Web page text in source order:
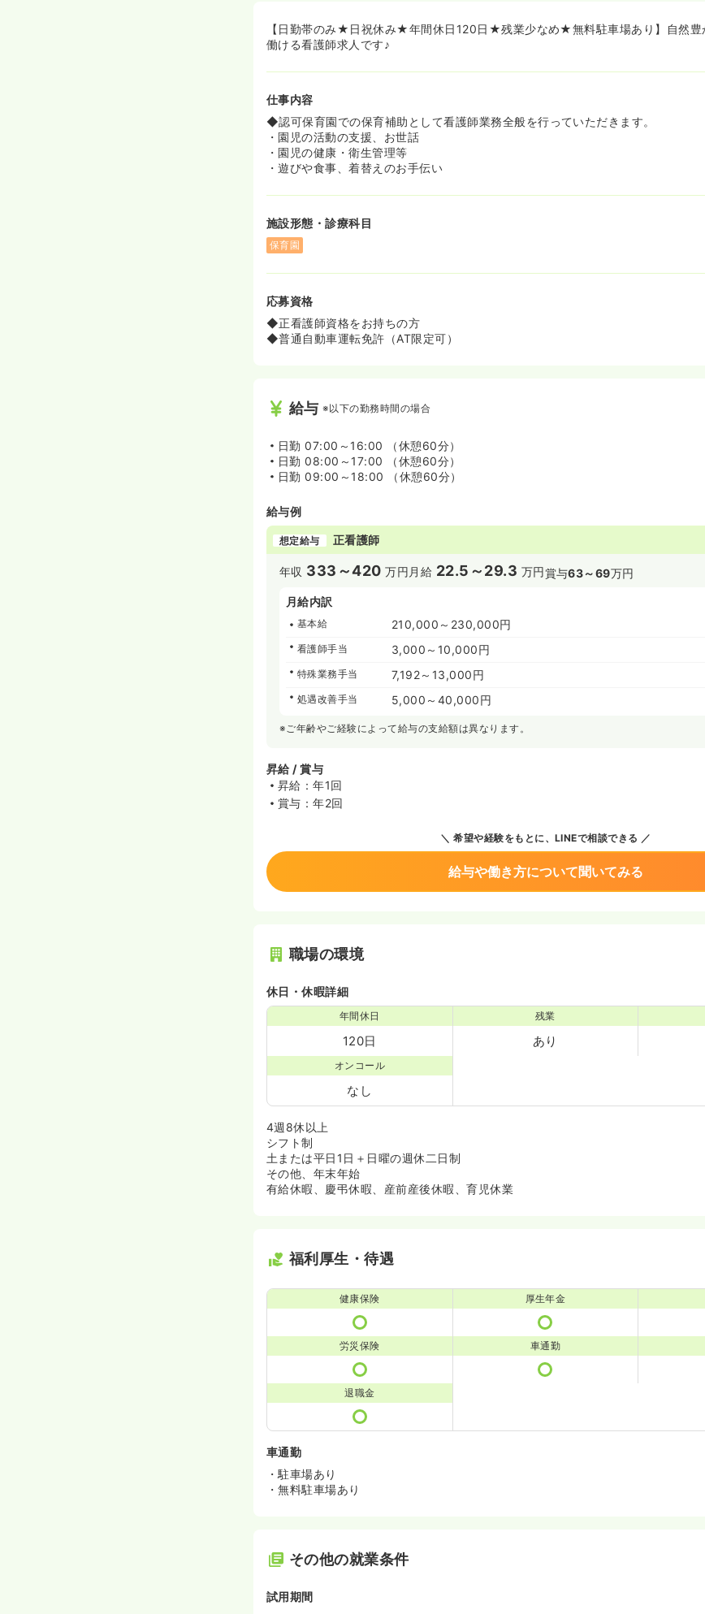
【日勤帯のみ★日祝休み★年間休日120日★残業少なめ★無料駐車場あり】自然豊
働ける看護師求人です♪
仕事内容
◆認可保育園での保育補助として看護師業務全般を行っていただきます。
・園児の活動の支援、お世話
・園児の健康・衛生管理等
・遊びや食事、着替えのお手伝い
施設形態・診療科目
保育園
応募資格
◆正看護師資格をお持ちの方
◆普通自動車運転免許（AT限定可）
給与 ※以下の勤務時間の場合
日勤 07:00～16:00 （休憩60分）
日勤 08:00～17:00 （休憩60分）
日勤 09:00～18:00 （休憩60分）
給与例
想定給与 正看護師
年収 333～420 万円 月給 22.5～29.3 万円賞与63～69万円
月給内訳
基本給 210,000～230,000円
看護師手当 3,000～10,000円
特殊業務手当 7,192～13,000円
処遇改善手当 5,000～40,000円
※ご年齢やご経験によって給与の支給額は異なります。
昇給 / 賞与
昇給：年1回
賞与：年2回
希望や経験をもとに、LINEで相談できる
給与や働き方について聞いてみる
職場の環境
休日・休暇詳細
年間休日
120日
残業
あり
オンコール
なし
4週8休以上
シフト制
土または平日1日＋日曜の週休二日制
その他、年末年始
有給休暇、慶弔休暇、産前産後休暇、育児休業
福利厚生・待遇
健康保険 厚生年金
労災保険 車通勤
退職金
車通勤
・駐車場あり
・無料駐車場あり
その他の就業条件
試用期間